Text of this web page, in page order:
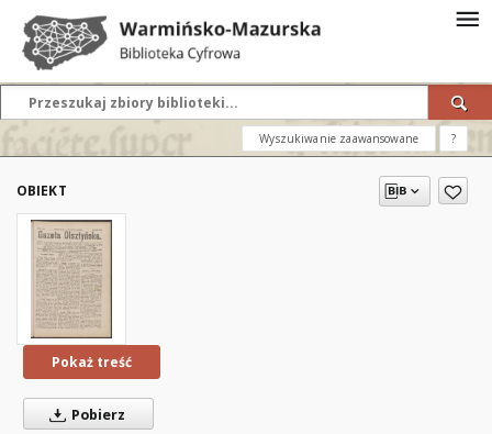
Wyszukiwanie zaawansowane ?
OBIEKT
Pokaż treść
Pobierz